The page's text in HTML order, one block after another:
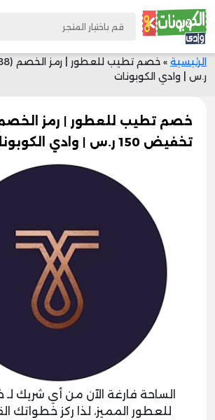
الرئيسية »
ر.س | وادي الكوبونات
تخفيض 150 ر.س | وادي الكوبونات
الساحة فارغة الآن من أي شريك
للعطور المميز، لذا ركز خطواتك